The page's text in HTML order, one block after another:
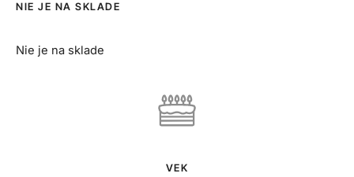
NIE JE NA SKLADE
Nie je na sklade
VEK